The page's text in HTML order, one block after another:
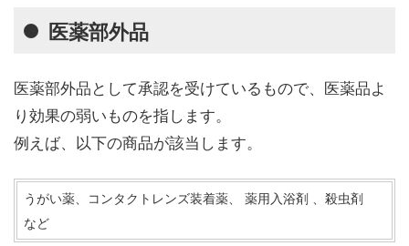
医薬部外品
医薬部外品として承認を受けているもので、医薬品よ
り効果の弱いものを指します。
例えば、以下の商品が該当します。
うがい薬、コンタクトレンズ装着薬、 薬用入浴剤 、殺虫剤
など